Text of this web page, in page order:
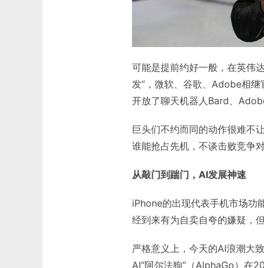
可能是提前约好一般，在英伟
发”，微软、谷歌、Adobe相
开放了聊天机器人Bard、
巨头们不约而同的动作很难不
谁能抢占先机，不谈击败竞争
从敲门到踹门，AI发展神速
iPhone的出现代表手机市场功
经到来有为自卖自夸的嫌疑，
严格意义上，今天的AI浪潮大
AI“阿尔法狗”（AlphaGo）在